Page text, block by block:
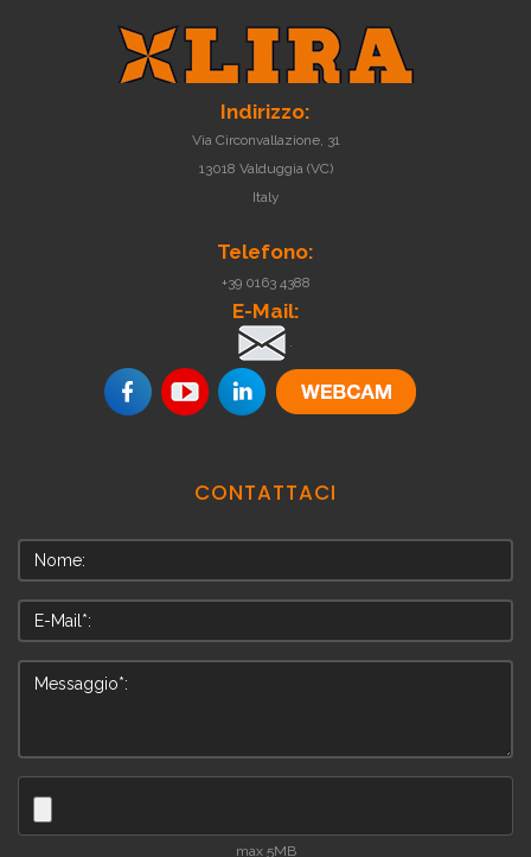
Indirizzo:
Via Circonvallazione, 31
13018 Valduggia (VC)
Italy
Telefono:
+39 0163 4388
E-Mail:
.
CONTATTACI
max 5MB